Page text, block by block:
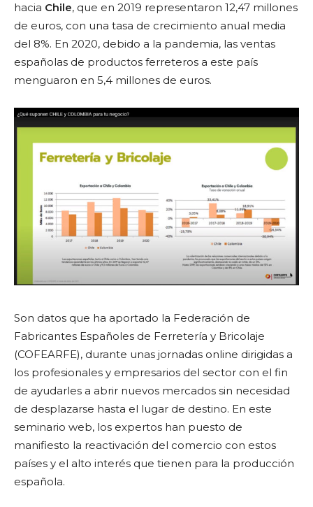
hacia Chile, que en 2019 representaron 12,47 millones
de euros, con una tasa de crecimiento anual media
del 8%. En 2020, debido a la pandemia, las ventas
españolas de productos ferreteros a este país
menguaron en 5,4 millones de euros.
Son datos que ha aportado la Federación de
Fabricantes Españoles de Ferretería y Bricolaje
(COFEARFE), durante unas jornadas online dirigidas a
los profesionales y empresarios del sector con el fin
de ayudarles a abrir nuevos mercados sin necesidad
de desplazarse hasta el lugar de destino. En este
seminario web, los expertos han puesto de
manifiesto la reactivación del comercio con estos
países y el alto interés que tienen para la producción
española.